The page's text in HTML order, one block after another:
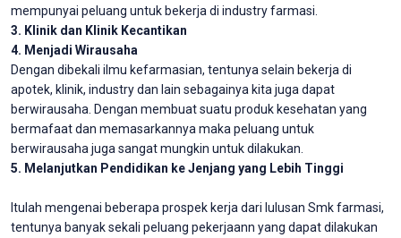
mempunyai peluang untuk bekerja di industry farmasi.
3. Klinik dan Klinik Kecantikan
4. Menjadi Wirausaha
Dengan dibekali ilmu kefarmasian, tentunya selain bekerja di
apotek, klinik, industry dan lain sebagainya kita juga dapat
berwirausaha. Dengan membuat suatu produk kesehatan yang
bermafaat dan memasarkannya maka peluang untuk
berwirausaha juga sangat mungkin untuk dilakukan.
5. Melanjutkan Pendidikan ke Jenjang yang Lebih Tinggi
Itulah mengenai beberapa prospek kerja dari lulusan Smk farmasi,
tentunya banyak sekali peluang pekerjaann yang dapat dilakukan